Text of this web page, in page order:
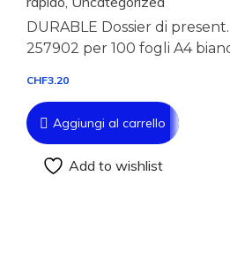
DURABLE Dossier di
257902 per 100 fogli A4
CHF3.20
Aggiungi al carrello
Add to wishlist